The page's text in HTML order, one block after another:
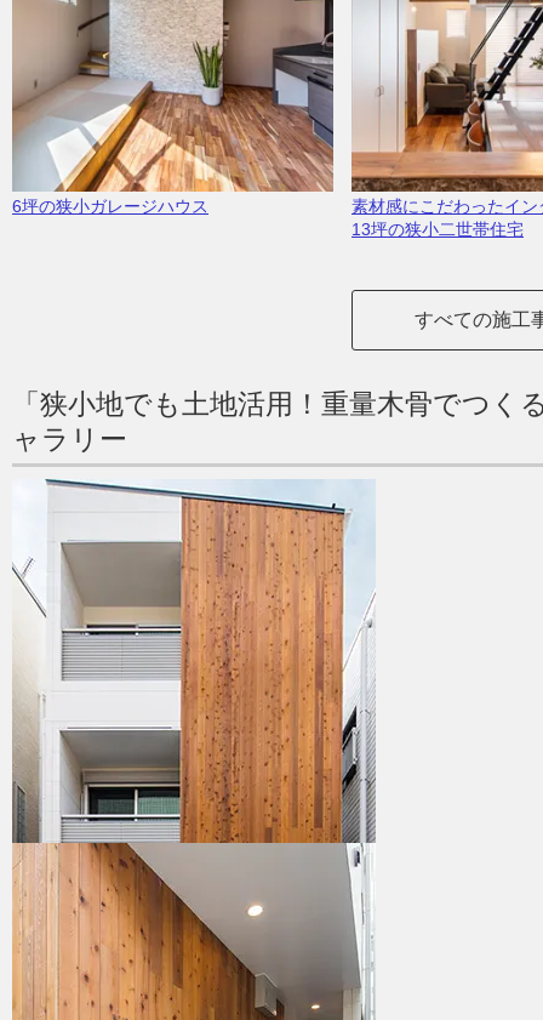
6坪の狭小ガレージハウス
素材感にこだわったイ
13坪の狭小二世帯住宅
すべての施工
「狭小地でも土地活用！重量木骨でつ
ャラリー